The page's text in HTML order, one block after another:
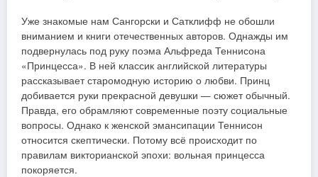
Уже знакомые нам Сангорски и Сатклифф не обошли
вниманием и книги отечественных авторов. Однажды им
подвернулась под руку поэма Альфреда Теннисона
«Принцесса». В ней классик английской литературы
рассказывает старомодную историю о любви. Принц
добивается руки прекрасной девушки — сюжет обычный.
Правда, его обрамляют современные поэту социальные
вопросы. Однако к женской эмансипации Теннисон
относится скептически. Потому всё происходит по
правилам викторианской эпохи: вольная принцесса
покоряется.